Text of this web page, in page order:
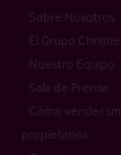
Sobre Nosotros
El Grupo Christie
Nuestro Equipo
Sala de Prensa
Cómo vender
propietarios